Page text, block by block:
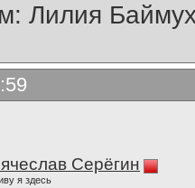
Лилия
Серёгин
я здесь